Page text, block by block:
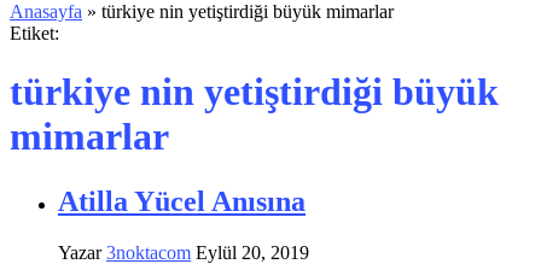
Anasayfa » türkiye nin yetiştirdiği büyük mimarlar
Etiket:
türkiye nin yetiştirdiği büyük
mimarlar
Atilla Yücel Anısına
Yazar3noktacom Eylül 20, 2019